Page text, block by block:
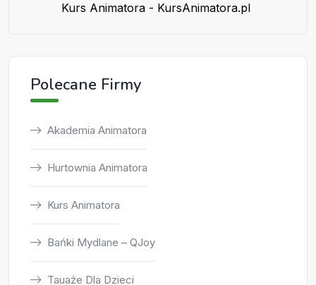
Kurs Animatora - KursAnimatora.pl
Polecane Firmy
Akademia Animatora
Hurtownia Animatora
Kurs Animatora
Bańki Mydlane – QJoy
Tauaże Dla Dzieci